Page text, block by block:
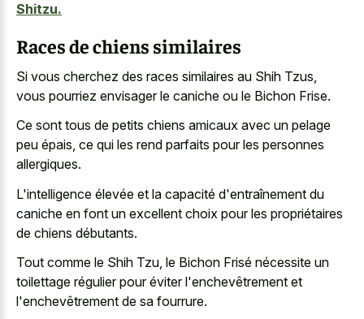
Shitzu.
Races de chiens similaires
Si vous cherchez des races similaires au Shih Tzus,
vous pourriez envisager le caniche ou le Bichon Frise.
Ce sont tous de petits chiens amicaux avec un pelage
peu épais, ce qui les rend parfaits pour les personnes
allergiques.
L'intelligence élevée et la capacité d'entraînement du
caniche en font un excellent choix pour les propriétaires
de chiens débutants.
Tout comme le Shih Tzu, le Bichon Frisé nécessite un
toilettage régulier pour éviter l'enchevêtrement et
l'enchevêtrement de sa fourrure.